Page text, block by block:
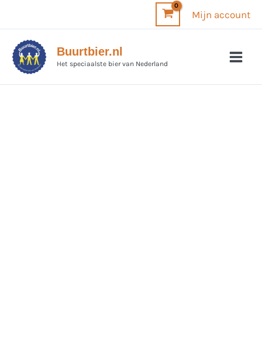
inhoud
Mijn account
Buurtbier.nl
Het speciaalste bier van Nederland